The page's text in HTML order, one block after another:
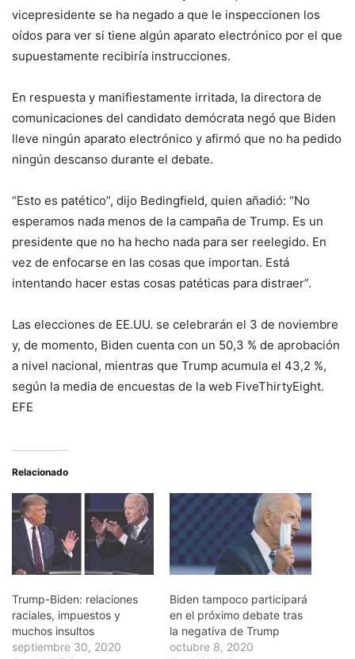
vicepresidente se ha negado a que le inspeccionen los
oídos para ver si tiene algún aparato electrónico por el que
supuestamente recibiría instrucciones.
En respuesta y manifiestamente irritada, la directora de
comunicaciones del candidato demócrata negó que Biden
lleve ningún aparato electrónico y afirmó que no ha pedido
ningún descanso durante el debate.
“Esto es patético”, dijo Bedingfield, quien añadió: “No
esperamos nada menos de la campaña de Trump. Es un
presidente que no ha hecho nada para ser reelegido. En
vez de enfocarse en las cosas que importan. Está
intentando hacer estas cosas patéticas para distraer”.
Las elecciones de EE.UU. se celebrarán el 3 de noviembre
y, de momento, Biden cuenta con un 50,3 % de aprobación
a nivel nacional, mientras que Trump acumula el 43,2 %,
según la media de encuestas de la web FiveThirtyEight.
EFE
Relacionado
Trump-Biden: relaciones
raciales, impuestos y
muchos insultos
septiembre 30, 2020
Biden tampoco participará
en el próximo debate tras
la negativa de Trump
octubre 8, 2020